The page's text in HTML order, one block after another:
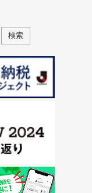
検索